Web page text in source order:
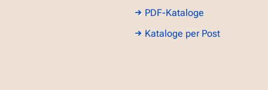
PDF-Kataloge
Kataloge per Post